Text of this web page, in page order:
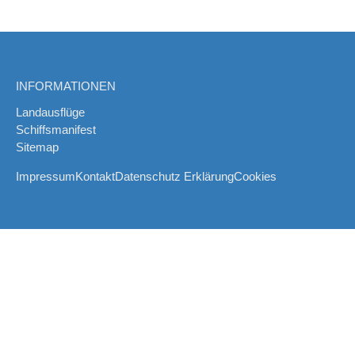
INFORMATIONEN
Landausflüge
Schiffsmanifest
Sitemap
ImpressumKontaktDatenschutz ErklärungCookies